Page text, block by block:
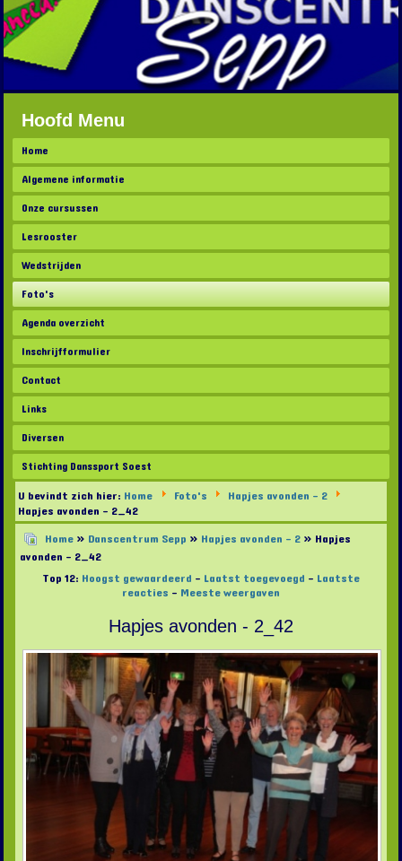
Hoofd Menu
Home
Algemene informatie
Onze cursussen
Lesrooster
Wedstrijden
Foto's
Agenda overzicht
Inschrijfformulier
Contact
Links
Diversen
Stichting Danssport Soest
U bevindt zich hier: Home Foto's Hapjes avonden - 2
Hapjes avonden - 2_42
Home» Danscentrum Sepp » Hapjes avonden - 2» Hapjes
avonden - 2_42
Top 12: Hoogst gewaardeerd - Laatst toegevoegd - Laatste
reacties - Meeste weergaven
Hapjes avonden - 2_42